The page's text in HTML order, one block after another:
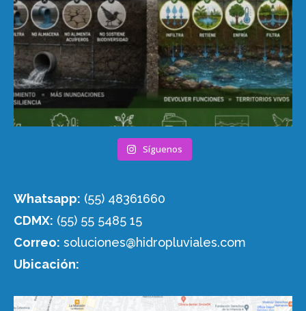
Síguenos
Whatsapp: (55) 48361660
CDMX: (55) 55 5485 15
Correo: soluciones@hidropluviales.com
Ubicación: